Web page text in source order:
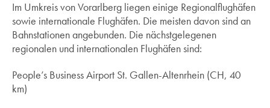
Im Umkreis von Vorarlberg liegen einige Regionalflughäfen
sowie internationale Flughäfen. Die meisten davon sind an
Bahnstationen angebunden. Die nächstgelegenen
regionalen und internationalen Flughäfen sind:
People’s Business Airport St. Gallen-Altenrhein (CH, 40
km)